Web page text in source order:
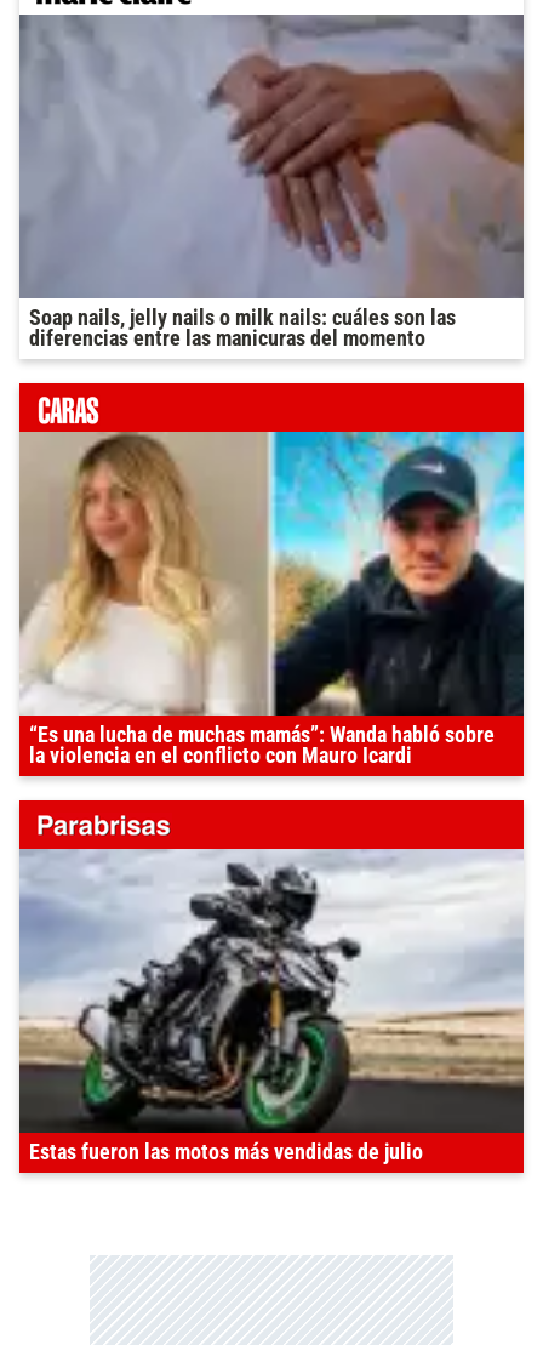
Soap nails, jelly nails o milk nails: cuáles son las
diferencias entre las manicuras del momento
“Es una lucha de muchas mamás”: Wanda habló sobre
la violencia en el conflicto con Mauro Icardi
Estas fueron las motos más vendidas de julio